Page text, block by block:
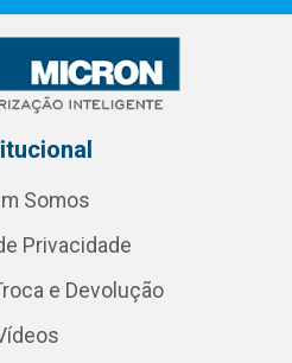
Somos
Privacidade
e Devolução